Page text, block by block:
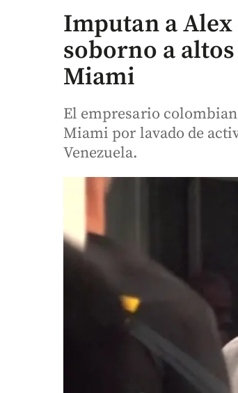
Imputan a Alex
soborno a
Miami
El empresario
Miami por lavado de
Venezuela.